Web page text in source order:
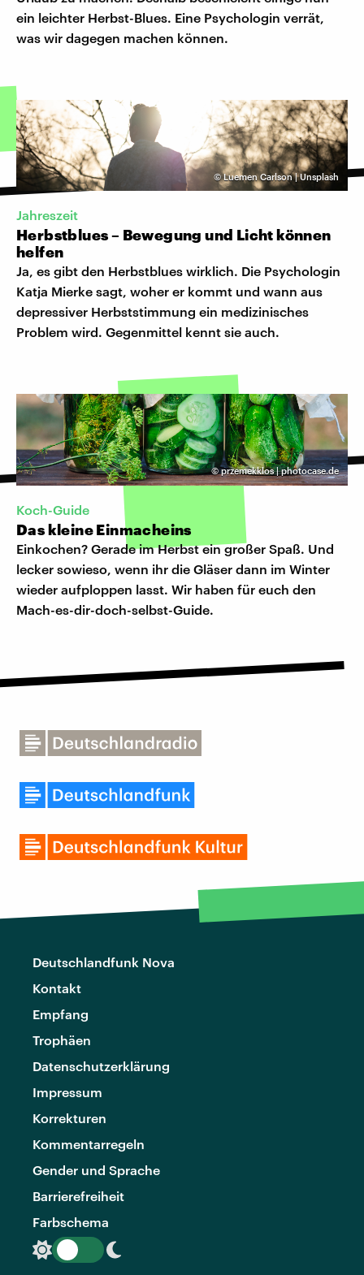
ein leichter Herbst-Blues. Eine Psychologin verrät,
was wir dagegen machen können.
©Luemen Carlson | Unsplash
Jahreszeit
Herbstblues – Bewegung und Licht können
helfen
Ja, es gibt den Herbstblues wirklich. Die Psychologin
Katja Mierke sagt, woher er kommt und wann aus
depressiver Herbststimmung ein medizinisches
Problem wird. Gegenmittel kennt sie auch.
©przemekklos | photocase.de
Koch-Guide
Das kleine Einmacheins
Einkochen? Gerade im Herbst ein großer Spaß. Und
lecker sowieso, wenn ihr die Gläser dann im Winter
wieder aufploppen lasst. Wir haben für euch den
Mach-es-dir-doch-selbst-Guide.
Deutschlandfunk Nova
Kontakt
Empfang
Trophäen
Datenschutzerklärung
Impressum
Korrekturen
Kommentarregeln
Gender und Sprache
Barrierefreiheit
Farbschema